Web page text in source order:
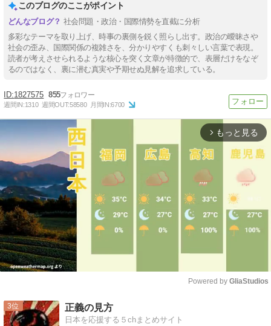
このブログのここがポイント
社会問題・政治・国際情勢を直截に分析
多彩なテーマを取り上げ、時事の裏側を鋭く照らし出す。政治の曖昧さや
社会の歪み、国際関係の複雑さを、分かりやすくも刺々しい言葉で表現。
読者が考えさせられるような核心を突く文章が特徴的で、表層だけをなぞ
るのではなく、裏に潜む真実や予期せぬ見解を追求している。
1827575 855
週間IN:1310 週間OUT:58580 月間IN:6700
arrow_forward_ios もっと見る
Powered by GliaStudios
3 正義の見方
日本を応援する５chまとめサイト